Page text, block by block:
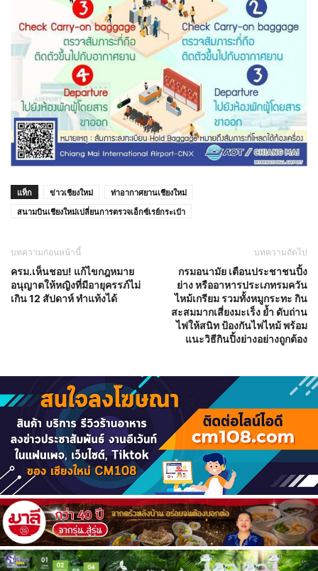
แท็ก ข่าวเชียงใหม่
ท่าอากาศยานเชียงใหม่
สนามบินเชียงใหม่เปลี่ยนการตรวจเอ็กซ์เรย์กระเป๋า
บทความก่อนหน้านี้
ครม.เห็นชอบ! แก้ไขกฎหมาย
อนุญาตให้หญิงที่มีอายุครรภ์ไม่
เกิน 12 สัปดาห์ ทำแท้งได้
บทความถัดไป
กรมอนามัย เตือนประชาชนปิ้ง
ย่าง หรืออาหารประเภทรมควัน
ไหม้เกรียม รวมทั้งหมูกระทะ กิน
สะสมมากเสี่ยงมะเร็ง ย้ำ ดับถ่าน
ไฟให้สนิท ป้องกันไฟไหม้ พร้อม
แนะวิธีกินปิ้งย่างอย่างถูกต้อง